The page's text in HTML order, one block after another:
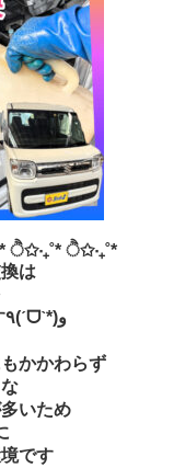
ੈ✩‧₊˚* ੈ✩‧₊˚*
は
維持する上では必須です٩(ˊᗜˋ*)و
かかわらず
いため
です